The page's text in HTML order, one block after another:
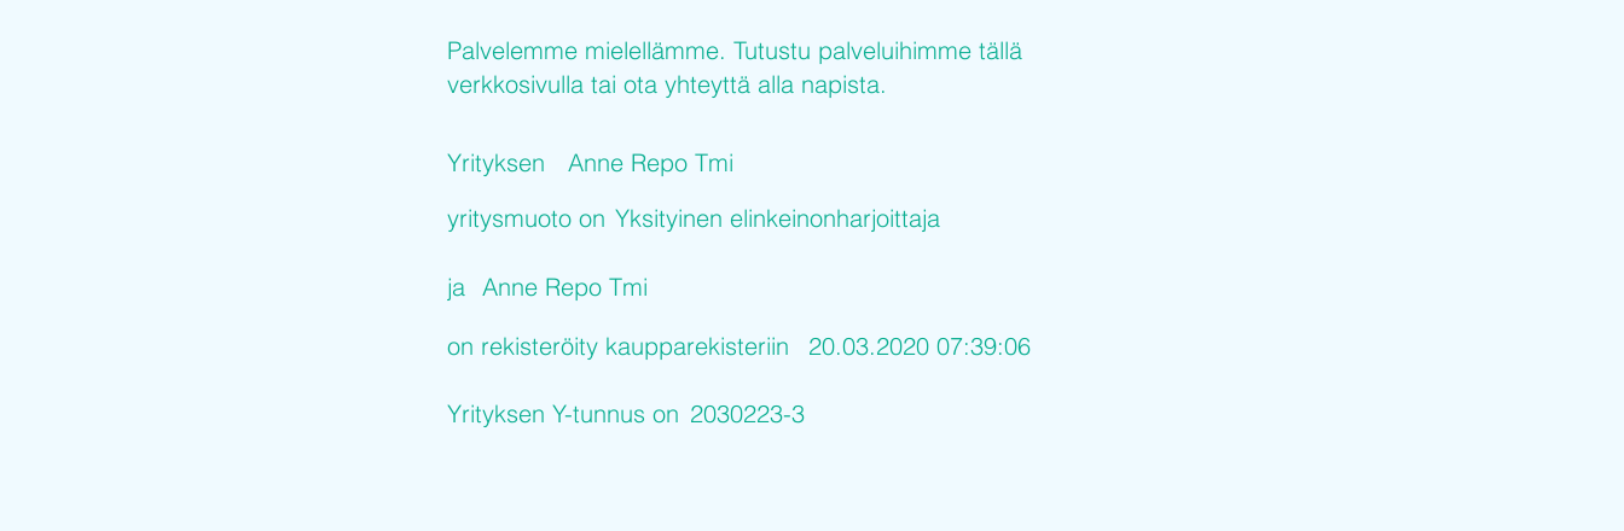
Palvelemme mielellämme. Tutustu palveluihimme tällä
verkkosivulla tai ota yhteyttä alla napista.
Yrityksen
Yksityinen elinkeinonharjoittaja
yritysmuoto on
ja Anne Repo Tmi
on rekisteröity kaupparekisteriin
20.03.2020 07:39:06
Yrityksen Y-tunnus on 2030223-3
Anne Repo Tmi